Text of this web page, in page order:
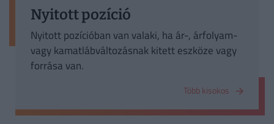
Nyitott pozíció
Nyitott pozícióban van valaki, ha ár-, árfolyam-
vagy kamatlábváltozásnak kitett eszköze vagy
forrása van.
Több kisokos